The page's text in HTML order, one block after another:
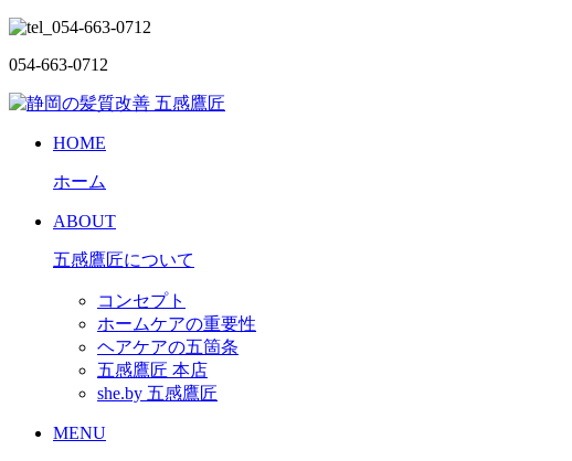
054-663-0712
HOME
ホーム
ABOUT
五感鷹匠について
コンセプト
ホームケアの重要性
ヘアケアの五箇条
五感鷹匠 本店
she.by 五感鷹匠
MENU